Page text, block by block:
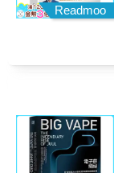
Readmoo